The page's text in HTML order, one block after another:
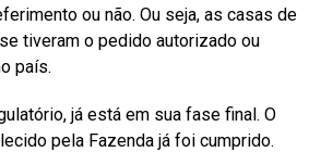
ou não. Ou seja, as casas de
tiveram o pedido autorizado ou
país.
já está em sua fase final. O
pela Fazenda já foi cumprido.